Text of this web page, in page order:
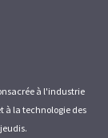
à l'industrie
à la technologie des